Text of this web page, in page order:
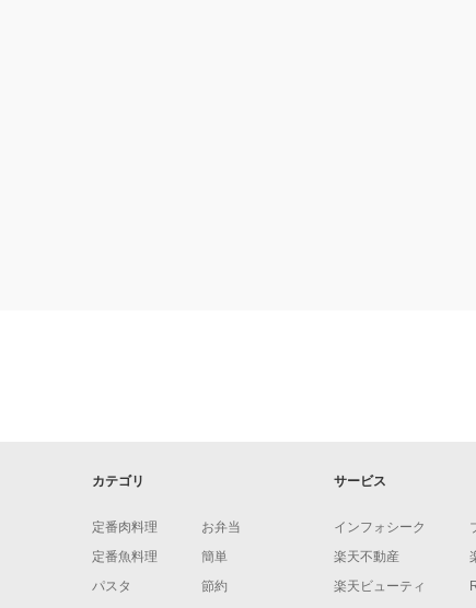
カテゴリ
定番肉料理
定番魚料理
パスタ
お弁当
簡単
節約
サービス
インフォシーク
楽天不動産
楽天ビューティ